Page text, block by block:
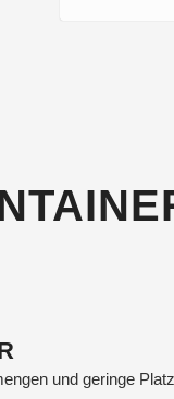
und geringe